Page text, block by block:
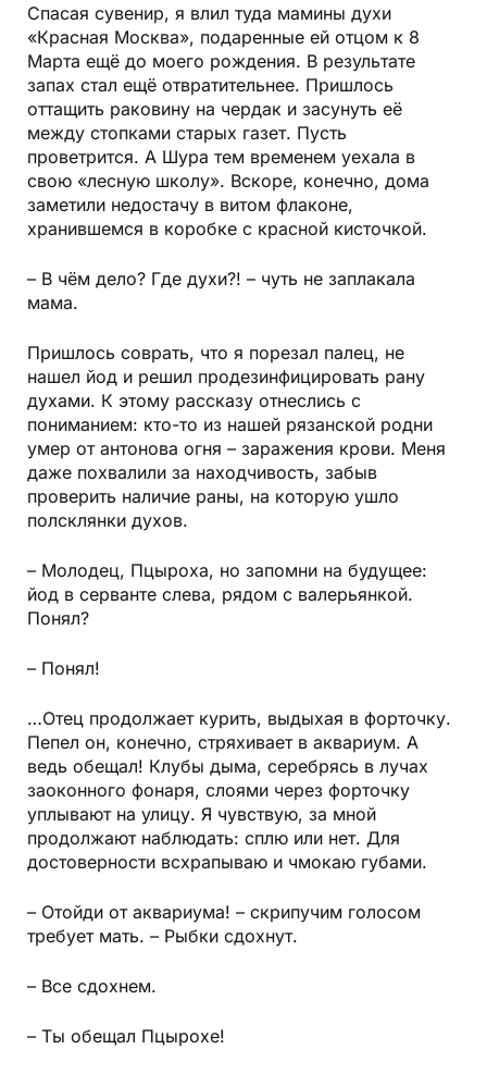
Спасая сувенир, я влил туда мамины духи
«Красная Москва», подаренные ей отцом к 8
Марта ещё до моего рождения. В результате
запах стал ещё отвратительнее. Пришлось
оттащить раковину на чердак и засунуть её
между стопками старых газет. Пусть
проветрится. А Шура тем временем уехала в
свою «лесную школу». Вскоре, конечно, дома
заметили недостачу в витом флаконе,
хранившемся в коробке с красной кисточкой.
– В чём дело? Где духи?! – чуть не заплакала
мама.
Пришлось соврать, что я порезал палец, не
нашел йод и решил продезинфицировать рану
духами. К этому рассказу отнеслись с
пониманием: кто-то из нашей рязанской родни
умер от антонова огня – заражения крови. Меня
даже похвалили за находчивость, забыв
проверить наличие раны, на которую ушло
полсклянки духов.
– Молодец, Пцыроха, но запомни на будущее:
йод в серванте слева, рядом с валерьянкой.
Понял?
– Понял!
…Отец продолжает курить, выдыхая в форточку.
Пепел он, конечно, стряхивает в аквариум. А
ведь обещал! Клубы дыма, серебрясь в лучах
заоконного фонаря, слоями через форточку
уплывают на улицу. Я чувствую, за мной
продолжают наблюдать: сплю или нет. Для
достоверности всхрапываю и чмокаю губами.
– Отойди от аквариума! – скрипучим голосом
требует мать. – Рыбки сдохнут.
– Все сдохнем.
– Ты обещал Пцырохе!